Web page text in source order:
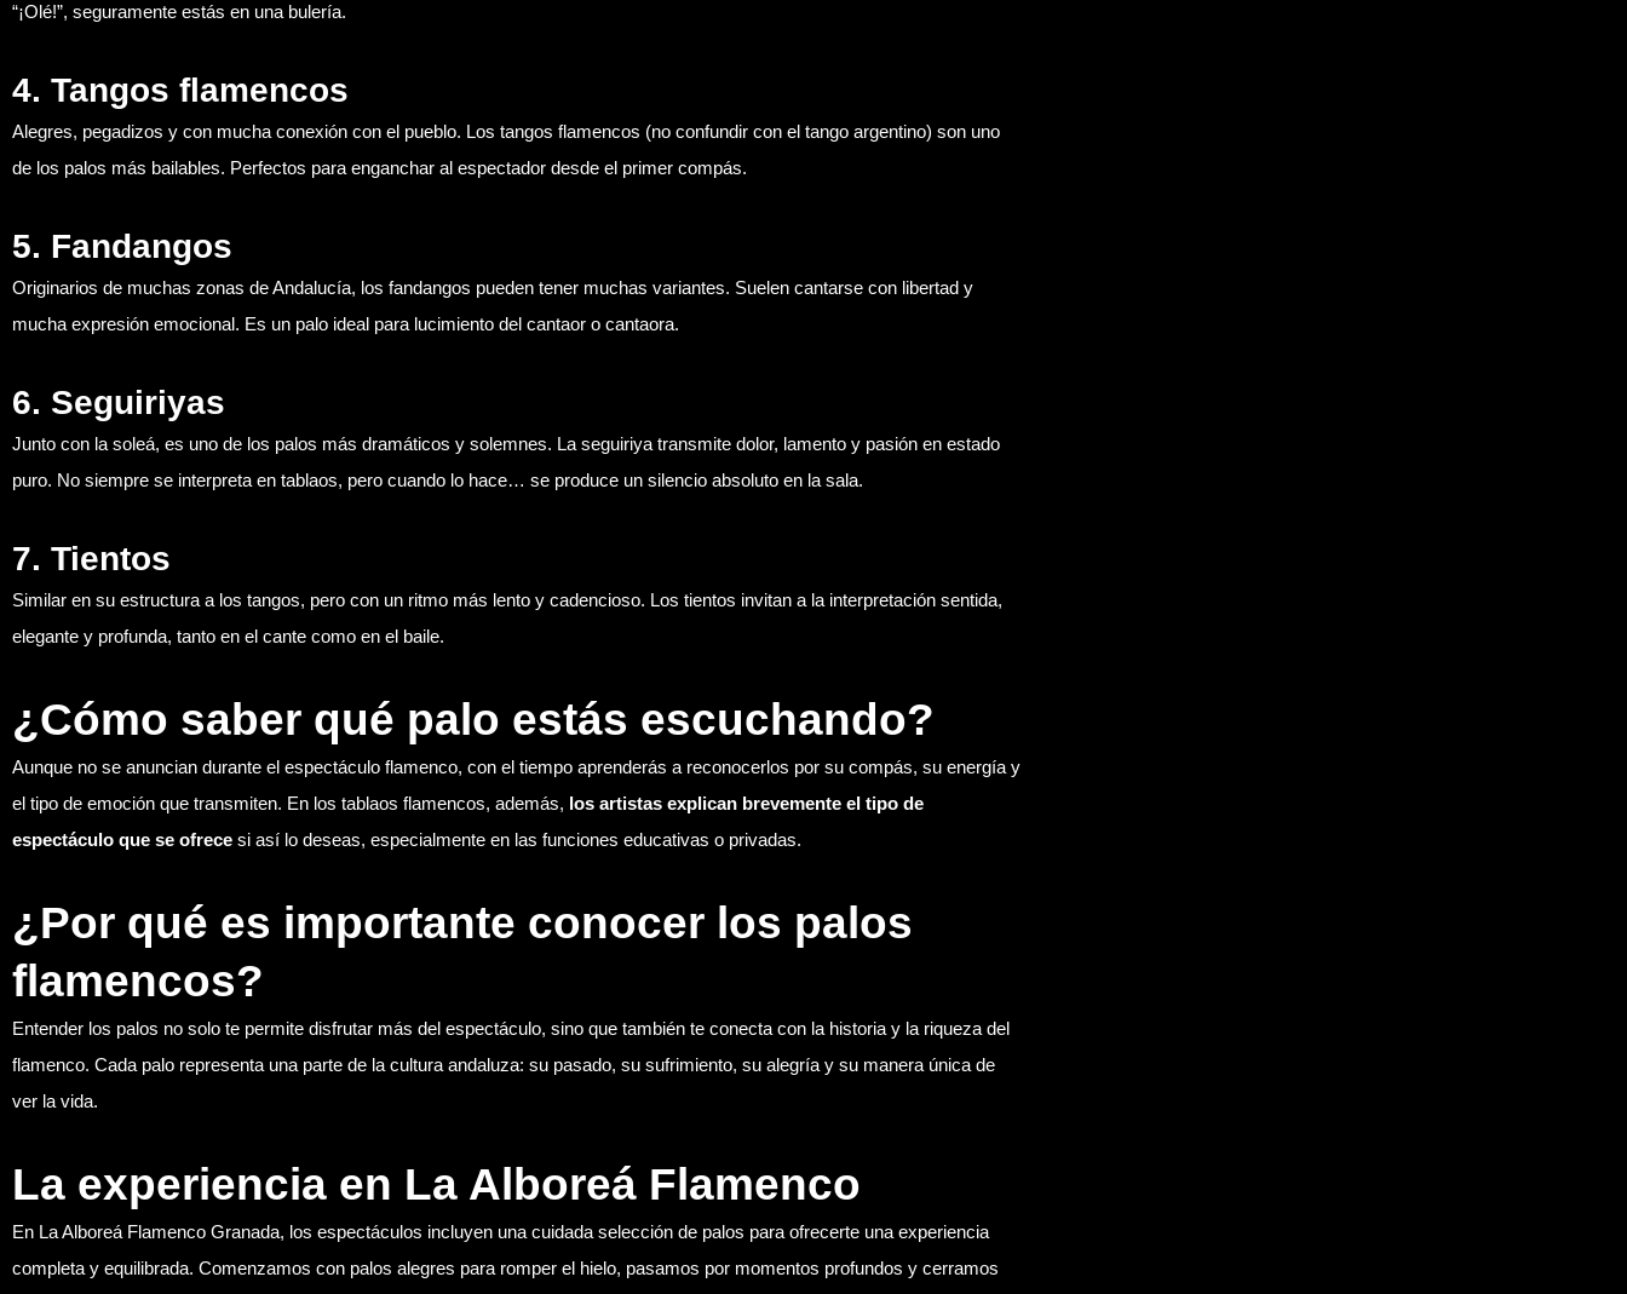
“¡Olé!”, seguramente estás en una bulería.
4. Tangos flamencos
Alegres, pegadizos y con mucha conexión con el pueblo. Los tangos flamencos (no confundir con el tango argentino) son uno
de los palos más bailables. Perfectos para enganchar al espectador desde el primer compás.
5. Fandangos
Originarios de muchas zonas de Andalucía, los fandangos pueden tener muchas variantes. Suelen cantarse con libertad y
mucha expresión emocional. Es un palo ideal para lucimiento del cantaor o cantaora.
6. Seguiriyas
Junto con la soleá, es uno de los palos más dramáticos y solemnes. La seguiriya transmite dolor, lamento y pasión en estado
puro. No siempre se interpreta en tablaos, pero cuando lo hace… se produce un silencio absoluto en la sala.
7. Tientos
Similar en su estructura a los tangos, pero con un ritmo más lento y cadencioso. Los tientos invitan a la interpretación sentida,
elegante y profunda, tanto en el cante como en el baile.
¿Cómo saber qué palo estás escuchando?
Aunque no se anuncian durante el espectáculo flamenco, con el tiempo aprenderás a reconocerlos por su compás, su energía y
el tipo de emoción que transmiten. En los tablaos flamencos, además, los artistas explican brevemente el tipo de
espectáculo que se ofrece si así lo deseas, especialmente en las funciones educativas o privadas.
¿Por qué es importante conocer los palos
flamencos?
Entender los palos no solo te permite disfrutar más del espectáculo, sino que también te conecta con la historia y la riqueza del
flamenco. Cada palo representa una parte de la cultura andaluza: su pasado, su sufrimiento, su alegría y su manera única de
ver la vida.
La experiencia en La Alboreá Flamenco
En La Alboreá Flamenco Granada, los espectáculos incluyen una cuidada selección de palos para ofrecerte una experiencia
completa y equilibrada. Comenzamos con palos alegres para romper el hielo, pasamos por momentos profundos y cerramos